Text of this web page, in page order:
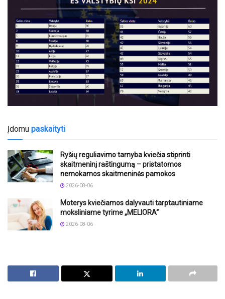
Įdomu paskaityti
Ryšių reguliavimo tarnyba kviečia stiprinti
skaitmeninį raštingumą – pristatomos
nemokamos skaitmeninės pamokos
2026-08-06
Moterys kviečiamos dalyvauti tarptautiniame
moksliniame tyrime „MELIORA“
2026-08-06